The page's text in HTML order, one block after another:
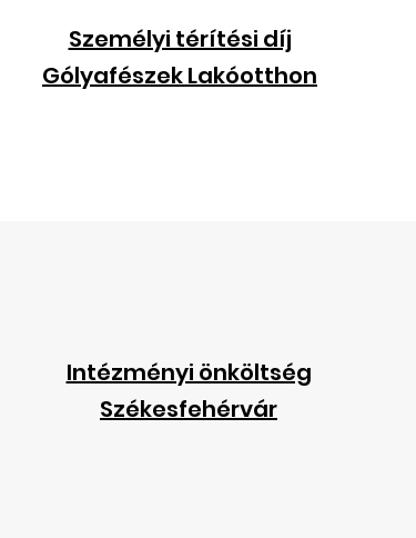
Személyi térítési díj
Gólyafészek Lakóotthon
Intézményi önköltség
Székesfehérvár